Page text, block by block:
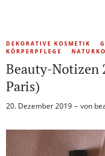
DEKORATIVE KOSMETIK
KÖRPERPFLEGE
Beauty-Notizen
Paris)
20. Dezember 2019 von